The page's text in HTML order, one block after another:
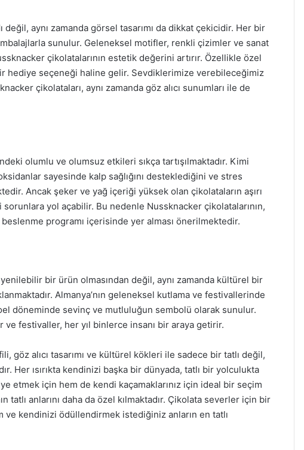
değil, aynı zamanda görsel tasarımı da dikkat çekicidir. Her bir
sunulur. Geleneksel motifler, renkli çizimler ve sanat
çikolatalarının estetik değerini artırır. Özellikle özel
hediye seçeneği haline gelir. Sevdiklerimize verebileceğimiz
çikolataları, aynı zamanda göz alıcı sunumları ile de
olumlu ve olumsuz etkileri sıkça tartışılmaktadır. Kimi
sayesinde kalp sağlığını desteklediğini ve stres
Ancak şeker ve yağ içeriği yüksek olan çikolataların aşırı
yol açabilir. Bu nedenle Nussknacker çikolatalarının,
programı içerisinde yer alması önerilmektedir.
bir ürün olmasından değil, aynı zamanda kültürel bir
Almanya’nın geleneksel kutlama ve festivallerinde
döneminde sevinç ve mutluluğun sembolü olarak sunulur.
ve festivaller, her yıl binlerce insanı bir araya getirir.
göz alıcı tasarımı ve kültürel kökleri ile sadece bir tatlı değil,
Her ısırıkta kendinizi başka bir dünyada, tatlı bir yolculukta
etmek için hem de kendi kaçamaklarınız için ideal bir seçim
tatlı anlarını daha da özel kılmaktadır. Çikolata severler için bir
kendinizi ödüllendirmek istediğiniz anların en tatlı